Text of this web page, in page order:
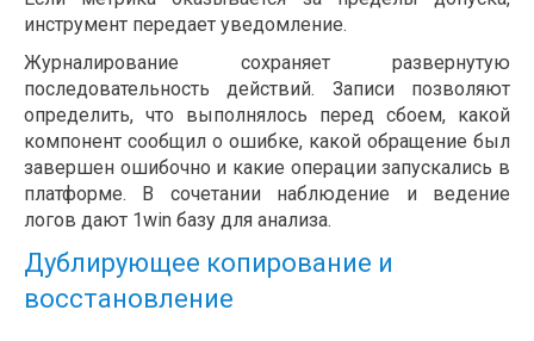
инструмент передает уведомление.
Журналирование сохраняет развернутую
последовательность действий. Записи позволяют
определить, что выполнялось перед сбоем, какой
компонент сообщил о ошибке, какой обращение был
завершен ошибочно и какие операции запускались в
платформе. В сочетании наблюдение и ведение
логов дают 1win базу для анализа.
Дублирующее копирование и
восстановление